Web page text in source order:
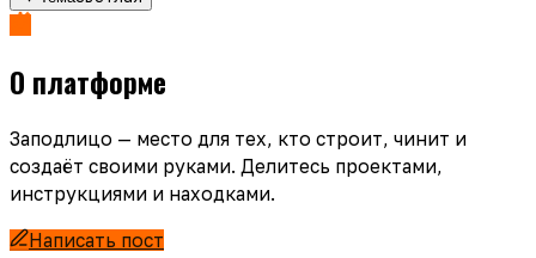
О платформе
Заподлицо — место для тех, кто строит, чинит и
создаёт своими руками. Делитесь проектами,
инструкциями и находками.
Написать пост